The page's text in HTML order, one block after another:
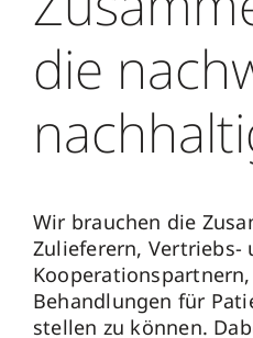
die
Wir brauchen die
Zulieferern, Vertriebs-
Behandlungen für
stellen zu können.